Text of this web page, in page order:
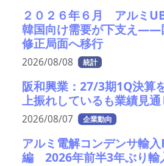
２０２６年６月 アルミ
韓国向け需要が下支え――
修正局面へ移行
2026/08/08 統計
阪和興業：27/3期1Q決算
上振れしているも業績見通
2026/08/07 企業動向
アルミ電解コンデンサ輸
編 2026年前半3年ぶり輸